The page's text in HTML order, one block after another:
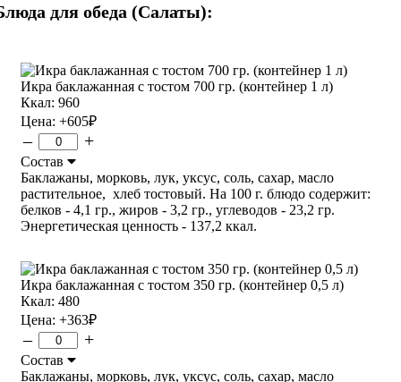
для обеда (Салаты):
Икра баклажанная с тостом 700 гр. (контейнер 1 л)
Ккал: 960
Цена: +605₽
– +
Состав
Баклажаны, морковь, лук, уксус, соль, сахар, масло
растительное, хлеб тостовый. На 100 г. блюдо содержит:
белков - 4,1 гр., жиров - 3,2 гр., углеводов - 23,2 гр.
Энергетическая ценность - 137,2 ккал.
Икра баклажанная с тостом 350 гр. (контейнер 0,5 л)
Ккал: 480
Цена: +363₽
– +
Состав
Баклажаны, морковь, лук, уксус, соль, сахар, масло